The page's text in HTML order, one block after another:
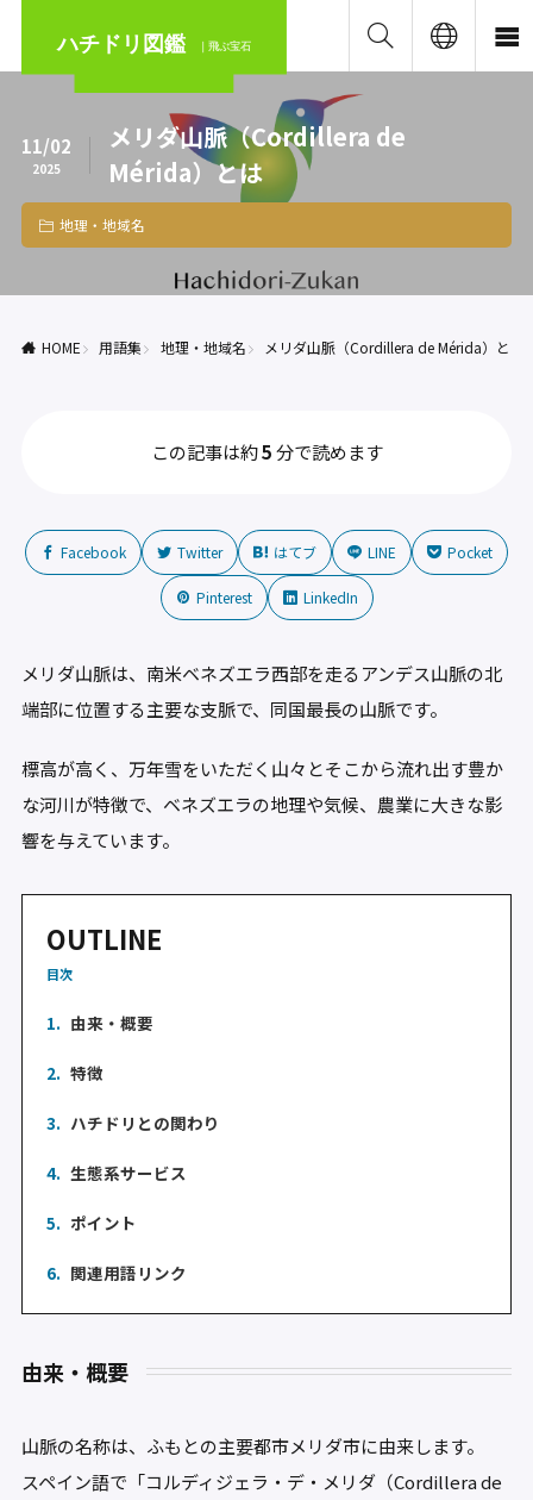
ハチドリ図鑑 ｜飛ぶ宝石
11/02
2025
メリダ山脈（Cordillera de
Mérida）とは
地理・地域名
HOME 用語集 地理・地域名 メリダ山脈（Cordillera de Mérida）とは
この記事は約5分で読めます
Facebook Twitter はてブ LINE Pocket
Pinterest LinkedIn
メリダ山脈は、南米ベネズエラ西部を走るアンデス山脈の北
端部に位置する主要な支脈で、同国最長の山脈です。
標高が高く、万年雪をいただく山々とそこから流れ出す豊か
な河川が特徴で、ベネズエラの地理や気候、農業に大きな影
響を与えています。
OUTLINE
目次
1. 由来・概要
2. 特徴
3. ハチドリとの関わり
4. 生態系サービス
5. ポイント
6. 関連用語リンク
由来・概要
山脈の名称は、ふもとの主要都市メリダ市に由来します。
スペイン語で「コルディジェラ・デ・メリダ（Cordillera de